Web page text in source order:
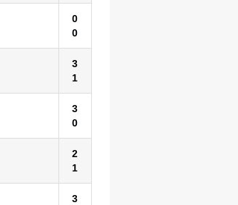
0
0
3
1
3
0
2
1
3